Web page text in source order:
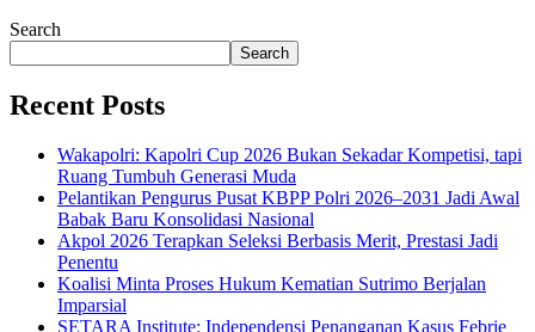
Search
Search
Recent Posts
Wakapolri: Kapolri Cup 2026 Bukan Sekadar Kompetisi, tapi
Ruang Tumbuh Generasi Muda
Pelantikan Pengurus Pusat KBPP Polri 2026–2031 Jadi Awal
Babak Baru Konsolidasi Nasional
Akpol 2026 Terapkan Seleksi Berbasis Merit, Prestasi Jadi
Penentu
Koalisi Minta Proses Hukum Kematian Sutrimo Berjalan
Imparsial
SETARA Institute: Independensi Penanganan Kasus Febrie